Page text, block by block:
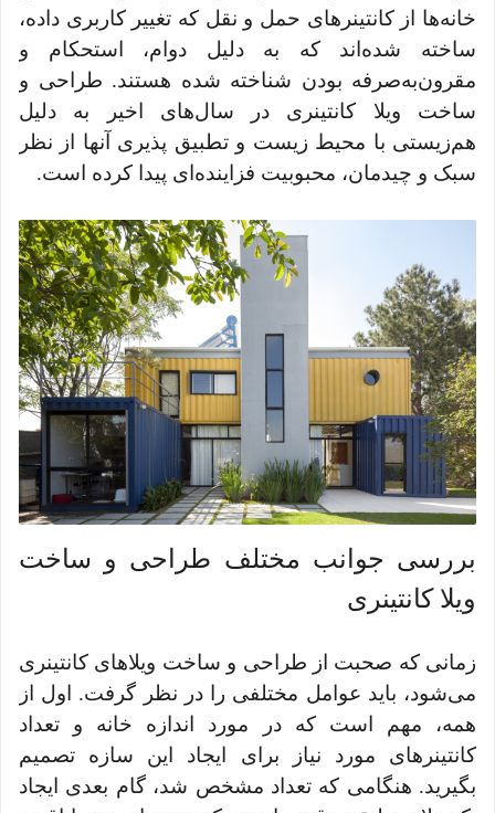
خانه‌ها از کانتینرهای حمل و نقل که تغییر کاربری داده،
ساخته شده‌اند که به دلیل دوام، استحکام و
مقرون‌به‌صرفه بودن شناخته شده هستند. طراحی و
ساخت ویلا کانتینری در سال‌های اخیر به دلیل
هم‌زیستی با محیط زیست و تطبیق پذیری آنها از نظر
سبک و چیدمان، محبوبیت فزاینده‌ای پیدا کرده است.
بررسی جوانب مختلف طراحی و ساخت
ویلا کانتینری
زمانی که صحبت از طراحی و ساخت ویلاهای کانتینری
می‌شود، باید عوامل مختلفی را در نظر گرفت. اول از
همه، مهم است که در مورد اندازه خانه و تعداد
کانتینرهای مورد نیاز برای ایجاد این سازه تصمیم
بگیرید. هنگامی که تعداد مشخص شد، گام بعدی ایجاد